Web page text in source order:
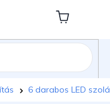
Kosár
6 darabos LED